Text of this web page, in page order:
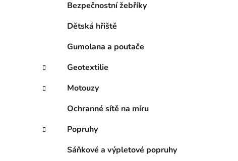
Bezpečnostní žebříky
Dětská hřiště
Gumolana a poutače
Geotextilie
Motouzy
Ochranné sítě na míru
Popruhy
Sáňkové a výpletové popruhy